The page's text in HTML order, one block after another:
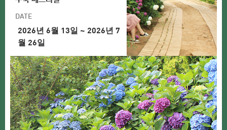
DATE
2026년 6월 13일 ~ 2026년 7
월 26일